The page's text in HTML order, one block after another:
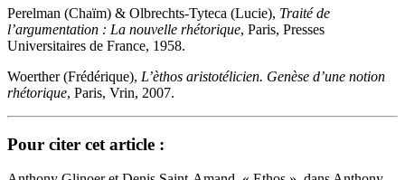
Perelman (Chaïm) & Olbrechts-Tyteca (Lucie), Traité de
l’argumentation : La nouvelle rhétorique, Paris, Presses
Universitaires de France, 1958.
Woerther (Frédérique), L’èthos aristotélicien. Genèse d’une notion
rhétorique, Paris, Vrin, 2007.
Pour citer cet article :